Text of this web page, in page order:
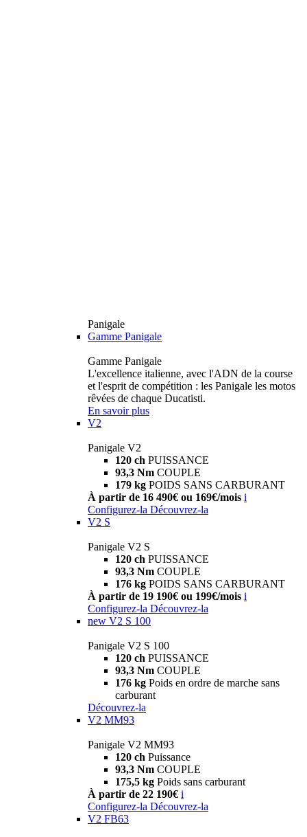
Panigale
Gamme Panigale
Gamme Panigale
L'excellence italienne, avec l'ADN de la course
et l'esprit de compétition : les Panigale les motos
rêvées de chaque Ducatisti.
En savoir plus
V2
Panigale V2
120 ch PUISSANCE
93,3 Nm COUPLE
179 kg POIDS SANS CARBURANT
À partir de 16 490€ ou 169€/mois i
Configurez-la Découvrez-la
V2 S
Panigale V2 S
120 ch PUISSANCE
93,3 Nm COUPLE
176 kg POIDS SANS CARBURANT
À partir de 19 190€ ou 199€/mois i
Configurez-la Découvrez-la
new V2 S 100
Panigale V2 S 100
120 ch PUISSANCE
93,3 Nm COUPLE
176 kg Poids en ordre de marche sans
carburant
Découvrez-la
V2 MM93
Panigale V2 MM93
120 ch Puissance
93,3 Nm COUPLE
175,5 kg Poids sans carburant
À partir de 22 190€ i
Configurez-la Découvrez-la
V2 FB63